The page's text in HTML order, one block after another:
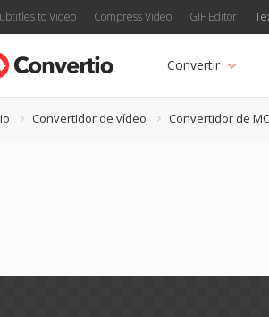
to Video Compress Video GIF Editor
Convertir
Convertidor de vídeo Convertidor de